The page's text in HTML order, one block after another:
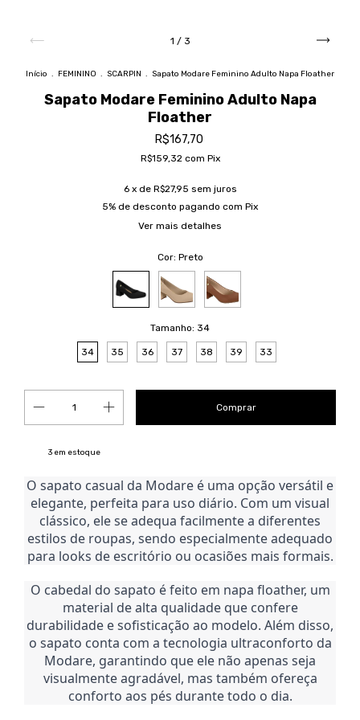
1 / 3
Início . FEMININO . SCARPIN . Sapato Modare Feminino Adulto Napa Floather
Sapato Modare Feminino Adulto Napa
Floather
R$167,70
R$159,32 com Pix
6 x de R$27,95 sem juros
5% de desconto pagando com Pix
Ver mais detalhes
Cor: Preto
Tamanho: 34
34 35 36 37 38 39 33
3em estoque
O sapato casual da Modare é uma opção versátil e
elegante, perfeita para uso diário. Com um visual
clássico, ele se adequa facilmente a diferentes
estilos de roupas, sendo especialmente adequado
para looks de escritório ou ocasiões mais formais.
O cabedal do sapato é feito em napa floather, um
material de alta qualidade que confere
durabilidade e sofisticação ao modelo. Além disso,
o sapato conta com a tecnologia ultraconforto da
Modare, garantindo que ele não apenas seja
visualmente agradável, mas também ofereça
conforto aos pés durante todo o dia.